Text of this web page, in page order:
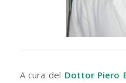
A cura del Dottor Piero